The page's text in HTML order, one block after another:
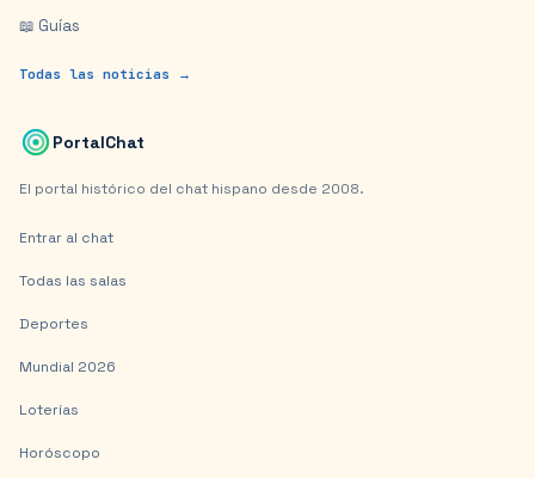
📖 Guías
Todas las noticias →
PortalChat
El portal histórico del chat hispano desde 2008.
Entrar al chat
Todas las salas
Deportes
Mundial 2026
Loterías
Horóscopo